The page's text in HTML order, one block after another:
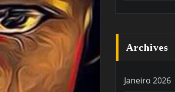
Archives
Janeiro 2026